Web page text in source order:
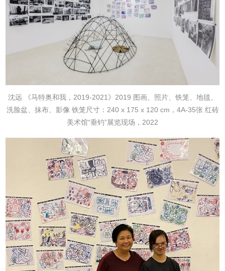
沈远 《马特奥和我，2019-2021》 2019 图画、照片、铁笼、地毯、
洗脸盆、抹布、影像 铁笼尺寸：240 x 175 x 120 cm，4A-35张 红砖
美术馆“垂钓”展览现场，2022